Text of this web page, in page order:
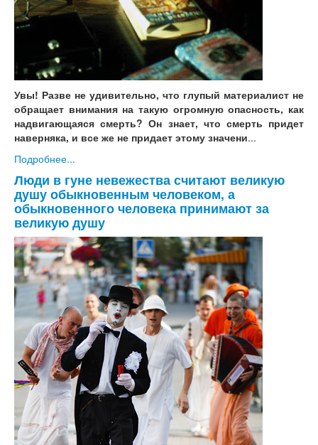
Увы! Разве не удивительно, что глупый материалист не
обращает внимания на такую огромную опасность, как
надвигающаяся смерть? Он знает, что смерть придет
наверняка, и все же не придает этому значени...
Подробнее...
Люди в гуне невежества считают великую
душу обыкновенным человеком, а
обыкновенного человека принимают за
великую душу